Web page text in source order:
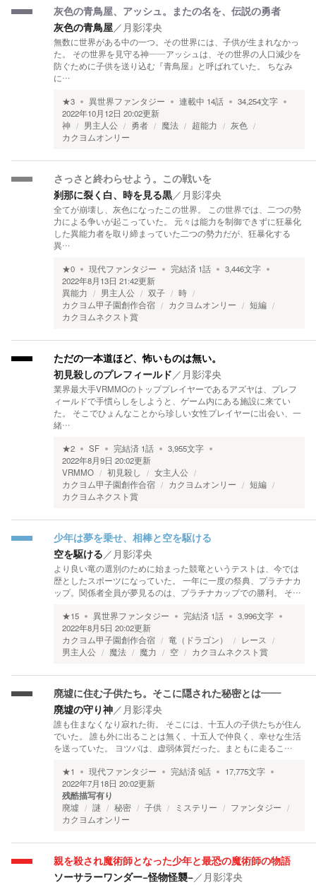
灰色の青鳥屋、アッシュ。またの名を、伝説の勇者
灰色の青鳥屋／ 月影澪央
無数に世界がある中の一つ。その世界には、子供が生まれなかっ
た。 その世界を見守る神――アッシュは、その世界の人口減少を
防ぐために子供を送り込む『青鳥屋』と呼ばれていた。 ちなみ
に…
★3 異世界ファンタジー 連載中 14話 34,254文字
2022年10月12日 20:02更新
神
男主人公 勇者 魔法 超能力
灰色
カクヨムオンリー
さっさと終わらせよう。この戦いを
刹那に裂く白、時を見る黒／ 月影澪央
全てが崩壊し、灰色になったこの世界。 この世界では、二つの勢
力による争いが起こっていた。 元々は能力を制御できずに狂暴化
した異能力者を取り締まっていた二つの勢力だが、狂暴化する
異…
★0 現代ファンタジー 完結済 1話 3,446文字
2022年8月13日 21:42更新
異能力
男主人公 双子
時
カクヨム甲子園創作合宿
カクヨムオンリー
短編
カクヨムネクスト賞
ただの一本道ほど、怖いものは無い。
初見殺しのプレフィールド／ 月影澪央
業界最大手VRMMOのトッププレイヤーであるアズヤは、プレフ
ィールドで手慣らしをしようと、ゲーム内にある施設に来てい
た。 そこでひょんなことから珍しい女性プレイヤーに出会い、一
緒…
★2 SF 完結済 1話 3,955文字
2022年8月9日 20:02更新
VRMMO
初見殺し
女主人公
カクヨム甲子園創作合宿
カクヨムオンリー
短編
カクヨムネクスト賞
少年は夢を乗せ、相棒と空を駆ける
空を駆ける／ 月影澪央
より良い竜の選別のために始まった競竜というテストは、今では
歴としたスポーツになっていた。 一年に一度の祭典、プラチナカ
ップ。関係者全員が夢見るのは、プラチナカップでの勝利。 そ…
★15 異世界ファンタジー 完結済 1話 3,996文字
2022年8月5日 20:02更新
カクヨム甲子園創作合宿
竜（ドラゴン）
レース
男主人公
魔法 魔力 空 カクヨムネクスト賞
廃墟に住む子供たち。そこに隠された秘密とは――
廃墟の守り神／ 月影澪央
誰も住まなくなり寂れた街。 そこには、十五人の子供たちが住ん
でいた。 誰も外に出ることは無く、十五人で仲良く、幸せな生活
を送っていた。 ヨツバは、虚弱体質だった。まともに走るこ…
★1 現代ファンタジー 完結済9話 17,775文字
2022年7月18日 20:02更新
残酷描写有り
廃墟 謎 秘密 子供 ミステリー
ファンタジー
カクヨムオンリー
親を殺され魔術師となった少年と最恐の魔術師の物語
ソーサラーワンダー−怪物怪襲−／ 月影澪央